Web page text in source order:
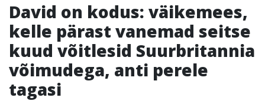
David on kodus: väikemees,
kelle pärast vanemad seitse
kuud võitlesid Suurbritannia
võimudega, anti perele
tagasi